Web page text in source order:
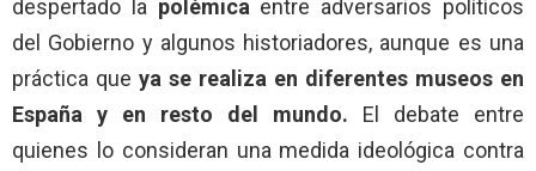
despertado la polémica entre adversarios políticos
del Gobierno y algunos historiadores, aunque es una
práctica que ya se realiza en diferentes museos en
España y en resto del mundo. El debate entre
quienes lo consideran una medida ideológica contra